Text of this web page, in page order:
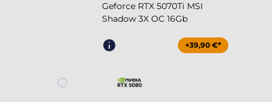
Geforce RTX 5070Ti MSI
Shadow 3X OC 16Gb
+39,90 €*